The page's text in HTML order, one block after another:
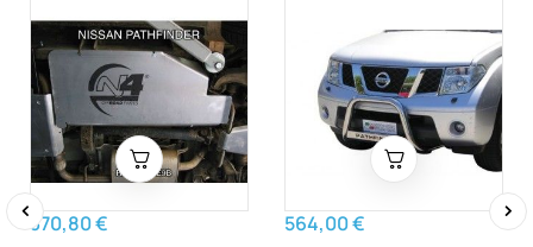
370,80 € 564,00 €